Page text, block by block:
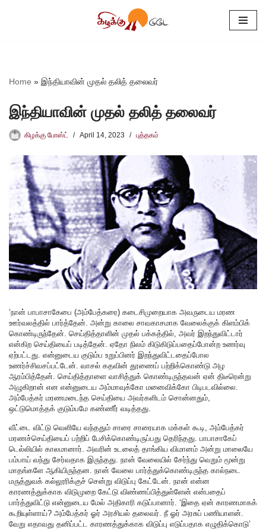
Home » இந்தியாவின் முதல் தலித் தலைவர்
இந்தியாவின் முதல் தலித் தலைவர்
கிழக்கு போஸ்ட் April 14, 2023 புத்தகம்
‘நான் பாபாசாகேபை (அம்பேத்கரை) கடைசிமுறையாக அவருடைய மரண
ஊர்வலத்தில் பார்த்தேன். அன்று காலை சாவகாசமாக வேலைக்குக் கிளம்பிக்
கொண்டிருந்தேன். செய்தித்தாளின் முதல் பக்கத்தில், அவர் இறந்துவிட்டார்
என்கிற செய்தியைப் படித்தேன். ஏதோ நிலம் கிடுகிடுப்பதைப்போன்ற உணர்வு
ஏற்பட்டது. என்னுடைய குடும்ப உறுப்பினர் இறந்துவிட்டதைப்போல
உணர்ச்சிவசப்பட்டேன். வாசல் கதவின் தூணைப் பற்றிக்கொண்டு அழ
ஆரம்பித்தேன். செய்தித்தாளை வாசித்துக் கொண்டிருந்தவன் ஏன் திடீரென்று
அழுகிறான் என என்னுடைய அம்மாவுக்கோ மனைவிக்கோ பிடிபடவில்லை.
அம்பேத்கர் மரணமடைந்த செய்தியை அவர்களிடம் சொன்னதும்,
ஒட்டுமொத்தக் குடும்பமே கண்ணீர் வடித்தது.
வீட்டை விட்டு வெளியே வந்ததும் சாரை சாரையாக மக்கள் கூடி, அம்பேத்கர்
மரணச்செய்தியைப் பற்றிப் பேசிக்கொண்டிருப்பது தெரிந்தது. பாபாசாகேப்
டெல்லியில் காலமானார். அவரின் உடலைத் தாங்கிய விமானம் அன்று மாலையே
பம்பாய் வந்து சேர்வதாக இருந்தது. நான் வேலையில் சேர்ந்து வெறும் மூன்று
மாதங்களே ஆகியிருந்தன. நான் வேலை பார்த்துக்கொண்டிருந்த கால்நடை
மருத்துவக் கல்லூரிக்குச் சென்று விடுப்பு கேட்டேன். நான் என்ன
காரணத்துக்காக விடுமுறை கேட்டு விண்ணப்பித்துள்ளேன் என்பதைப்
பார்த்துவிட்டு என்னுடைய மேல் அதிகாரி கடுப்பானார். ‘இதை ஏன் காரணமாகக்
கூறியுள்ளாய்? அம்பேத்கர் ஓர் அரசியல் தலைவர். நீ ஓர் அரசுப் பணியாளன்.
வேறு எதாவது தனிப்பட்ட காரணத்துக்காக விடுப்பு எடுப்பதாக எழுதிக்கொடு’